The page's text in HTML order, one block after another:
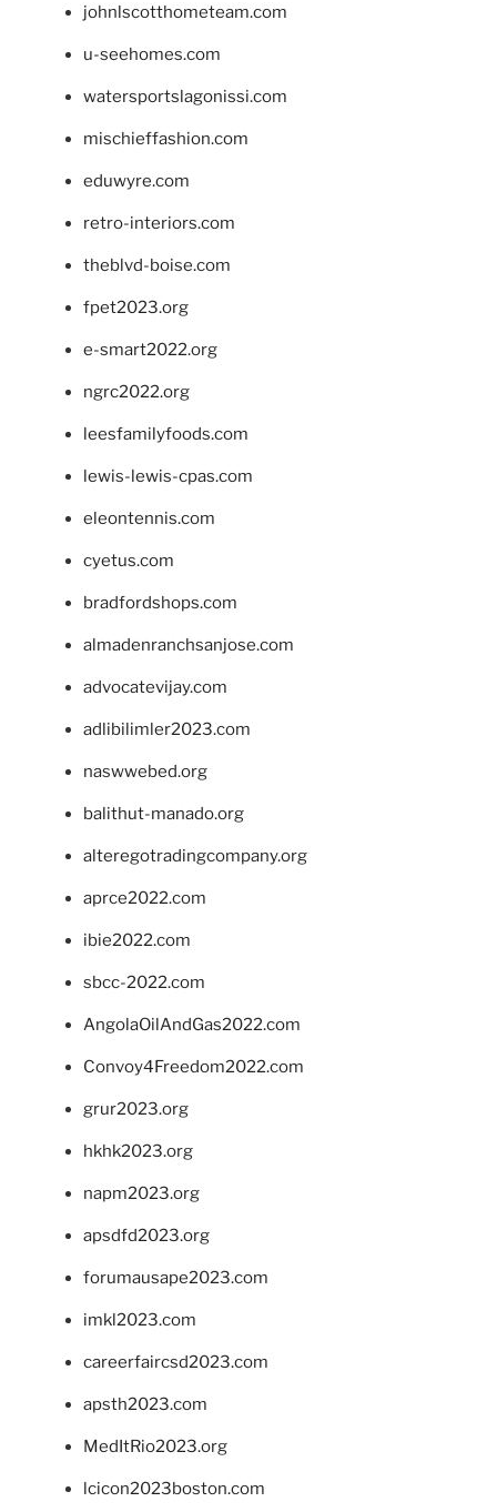
johnlscotthometeam.com
u-seehomes.com
watersportslagonissi.com
mischieffashion.com
eduwyre.com
retro-interiors.com
theblvd-boise.com
fpet2023.org
e-smart2022.org
ngrc2022.org
leesfamilyfoods.com
lewis-lewis-cpas.com
eleontennis.com
cyetus.com
bradfordshops.com
almadenranchsanjose.com
advocatevijay.com
adlibilimler2023.com
naswwebed.org
balithut-manado.org
alteregotradingcompany.org
aprce2022.com
ibie2022.com
sbcc-2022.com
AngolaOilAndGas2022.com
Convoy4Freedom2022.com
grur2023.org
hkhk2023.org
napm2023.org
apsdfd2023.org
forumausape2023.com
imkl2023.com
careerfaircsd2023.com
apsth2023.com
MedItRio2023.org
lcicon2023boston.com